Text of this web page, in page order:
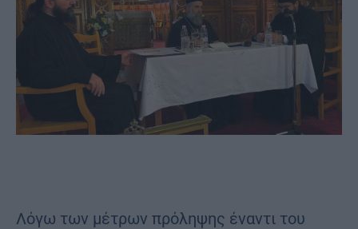
Λόγω των μέτρων πρόληψης έναντι του